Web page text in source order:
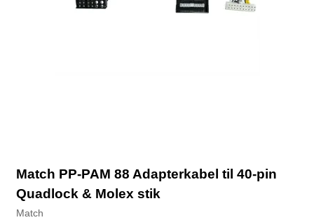
Match PP-PAM 88 Adapterkabel til 40-pin
Quadlock & Molex stik
Match